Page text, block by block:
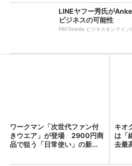
LINEヤフー秀氏が
ビジネスの可能性
PR(ITmedia ビジネスオンライン)
ワークマン「次世代ファン付
きウエア」が登場 2900円商
品で狙う「日常使い」の新...
キオ
は「
去最